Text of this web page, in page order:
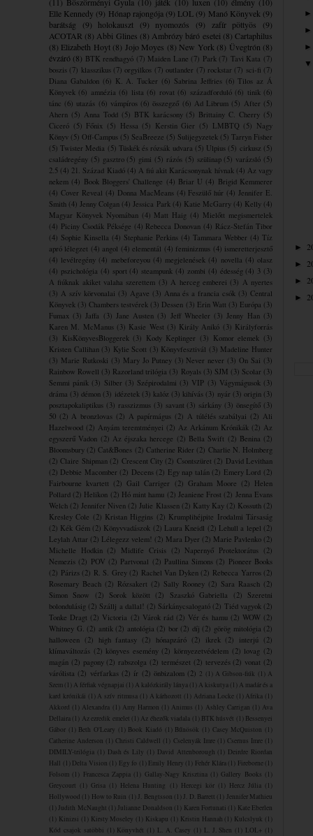
(11) Böszörményi Gyula (10) játék (10) luxen (10) élmény (10)
Elle Kennedy (9) Hónap rajongója (9) LOL (9) Manó Könyvek (9)
barátság
(9) holokauszt (9) nyomozós (9) zafír pöttyös
(9)
ACOTAR (8) Abbi Glines (8) Ambrózy báró esetei (8) Cartaphilus
(8) Elizabeth Hoyt (8) Jojo Moyes (8) New York (8) Üvegtrón (8)
évzáró (8) BTK rendhagyó (7) Maiden Lane (7) Park (7) Tavi Kata (7)
boszis (7) klasszikus (7) orgyilkos (7) outlander (7) rockstar (7) sci-fi (7)
Diana Gabaldon (6) K. A. Tucker (6) Sabrina Jeffries (6) Tilos az Á
Könyvek (6) amnézia (6) lista (6) rovat (6) századforduló (6) tinik (6)
tánc (6) utazás (6) vámpíros (6) összegző (6) Ad Librum (5) After (5)
Ahern (5) Anna Todd (5) BTK karácsony (5) Brittainy C. Cherry (5)
Ciceró (5) Főnix (5) Hessa (5) Kerstin Gier (5) LMBTQ (5) Nagy
Könyv (5) Off-Campus (5) SeaBreeze (5) Sulijegyzetek (5) Tarryn Fisher
(5) Twister Media (5) Tüskék és rózsák udvara (5) Ulpius (5) cirkusz (5)
családregény (5) gasztro (5) gimi (5) rázós (5) szülinap (5) varázsló (5)
2.5 (4) 21. Század Kiadó (4) A fiú akit Karácsonynak hívnak (4) Az vagy
nekem (4) Book Bloggers' Challenge (4) Briar U (4) Brigid Kemmerer
(4) Cover Reveal (4) Donna MacMeans (4) Feszülő húr (4) Jennifer E.
Smith (4) Jenny Colgan (4) Jessica Park (4) Katie McGarry (4) Kelly (4)
Magyar Könyvek Nyomában (4) Matt Haig (4) Mielőtt megismertelek
(4) Piciny Csodák Péksége (4) Rebecca Donovan (4) Rácz-Stefán Tibor
(4) Sophie Kinsella (4) Stephanie Perkins (4) Tammara Webber (4) Tíz
apró lélegzet (4) angol (4) elementál (4) feminizmus (4) ismeretterjesztő
(4) levélregény (4) mebeforeyou (4) megjelenések (4) novella (4) olasz
(4) pszichológia (4) sport (4) steampunk (4) zombi (4) édesség (4) 3 (3)
A fiúknak akiket valaha szerettem (3) A herceg emberei (3) A nyertes
(3) A szív körvonalai (3) Agave (3) Anna és a francia csók (3) Central
Könyvek (3) Chambers testvérek (3) Dessen (3) Erin Watt (3) Európa (3)
Fumax (3) Jaffa (3) Jane Austen (3) Jeff Wheeler (3) Jenny Han (3)
Karen M. McManus (3) Kasie West (3) Király Anikó (3) Királyforrás
(3) KisKönyvesBloggerek (3) Kody Keplinger (3) Komor elemek (3)
Kristen Callihan (3) Kylie Scott (3) Könyvfesztivál (3) Madeline Hunter
(3) Marie Rutkoski (3) Mary Jo Putney (3) Never never (3) On Sai (3)
Rainbow Rowell (3) Razorland trilógia (3) Royals (3) SJM (3) Scolar (3)
Semmi pánik (3) Silber (3) Szépirodalmi (3) VIP (3) Vágymágusok (3)
dráma (3) démon (3) idézetek (3) kalóz (3) kihívás (3) nyár (3) origin (3)
posztapokaliptikus (3) rasszizmus (3) savant (3) sárkány (3) önsegítő (3)
50 (2) A bronzlovas (2) A papírmágus (2) A túlélés szabályai (2) Ali
Hazelwood (2) Anyám teremtményei (2) Az Arkánum Krónikák (2) Az
egyszerű Vadon (2) Az éjszaka hercege (2) Bella Swift (2) Benina (2)
Bloomsbury (2) Cat&Bones (2) Catherine Rider (2) Charlie N. Holmberg
(2) Claire Shipman (2) Crescent City (2) Csontszüret (2) David Levithan
(2) Debbie Macomber (2) Decens (2) Egy nap talán (2) Emery Lord (2)
Fairbourne kvartett (2) Gail Carriger (2) Graham Moore (2) Helen
Pollard (2) Helikon (2) Hó mint hamu (2) Jeaniene Frost (2) Jenna Evans
Welch (2) Jennifer Niven (2) Julie Klassen (2) Katty Kay (2) Kossuth (2)
Kresley Cole (2) Kristan Higgins (2) Krumplihéjpite ​Irodalmi Társaság
(2) Kék Gém (2) Könyvvadászok (2) Laura Kneidl (2) Lehull a lepel (2)
Leylah Attar (2) Lélegezz velem! (2) Mara Dyer (2) Marie Pavlenko (2)
Michelle Hodkin (2) Midlife Crisis (2) Napernyő Protektorátus (2)
Nemezis (2) POV (2) Partvonal (2) Paullina Simons (2) Pioneer Books
(2) Párizs (2) R. S. Grey (2) Rachel Van Dyken (2) Rebecca Yarros (2)
Rosemary Beach (2) Rózsakert (2) Sally Rooney (2) Sara Raasch (2)
Simon Snow
(2) Sorok között (2) Szaszkó Gabriella (2)
Szeretni
bolondulásig (2) Szállj a dallal! (2) Sárkánycsalogató (2) Tiéd vagyok (2)
Tonke Dragt (2) Victoria (2) Várok rád (2) Vér és hamu (2) WOW (2)
Whitney G. (2) antik (2) antológia (2) bor (2) díj (2) görög mitológia (2)
halloween (2) high fantasy (2) hónapzáró (2) ikrek (2) interjú (2)
klímaváltozás (2) könyves esemény (2) környezetvédelem (2) lovag (2)
magán (2) pagony (2) rabszolga (2) természet (2) tervezés (2) vonat (2)
várólista (2) vérfarkas (2) ír (2) önbizalom (2) 2 (1) A Gibson-fiúk (1) A
Szem (1) A férfiak végnapjai (1) A kalózkirály lánya (1) A kiskutya (1) A madár és a
kard krónikái
(1) A szív ritmusa (1) A ​kárhozott (1) Adriana Locke (1) Afrika
(1)
Akkord
(1) Alexandra (1) Amy Harmon (1) Animus (1) Ashley Carrigan (1) Ava
Dellaira (1) Az ezredik emelet (1) Az éhezők viadala (1) BTK húsvét (1) Bessenyei
Gábor
(1) Beth O'Leary (1) Book Kiadó (1) Bűnösök (1) Casey McQuiston
(1)
Catherine Anderson
(1) Christi Caldwell (1) Cselenyák Imre (1) Csernus Imre
(1)
DIMILY-trilógia
(1) Dash és Lily (1) David Attenborough (1) Deirdre Riordan
Hall
(1) Delta Vision (1) Egy fo (1) Emily Henry (1) Fehér Klára (1) Fireborne (1)
Folsom
(1) Francesca Zappia (1) Gallay-Nagy Krisztina (1) Gallery Books
(1)
Greycourt
(1) Grisa (1) Helena Hunting (1) Hercegi kör (1) Hercz Júlia
(1)
Hollywood
(1) How to Ruin (1)J. Bengtsson (1)J. D. Barrett (1) Jennifer Mathieu
(1)Judith McNaught (1)Julianne Donaldson (1) Karen Fortunati (1) Kate Eberlen
(1) Kinizsi (1) Kirsty Moseley (1) Kiskapu (1) Kristin Hannah (1) Kulcslyuk
(1)
Kód csajok satöbbi
(1) Könyvhét (1) L. A. Casey (1) L. J. Shen (1) LOL+
(1)
►
►
►
►